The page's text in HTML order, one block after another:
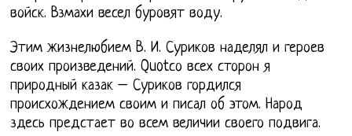
войск. Взмахи весел буровят воду.
Этим жизнелюбием В. И. Суриков наделял и героев
своих произведений. Quotсо всех сторон я
природный казак – Суриков гордился
происхождением своим и писал об этом. Народ
здесь предстает во всем величии своего подвига.